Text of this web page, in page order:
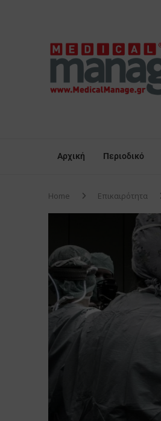
Αρχική Περιοδικό
Home Επικαιρότητα